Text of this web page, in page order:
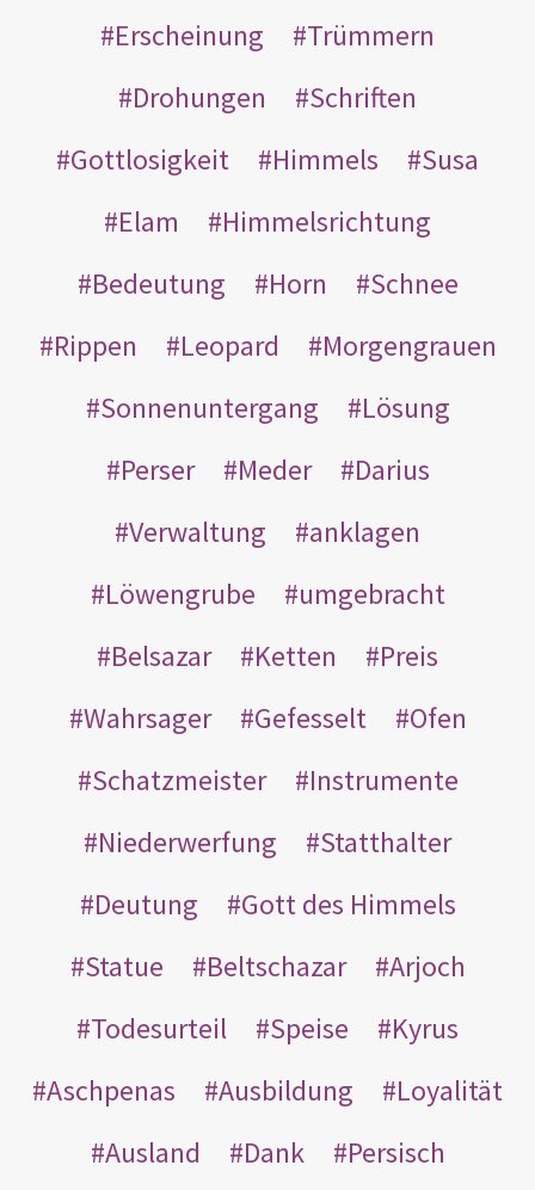
Erscheinung
Trümmern
Drohungen
Schriften
Gottlosigkeit
Himmels
Susa
Elam
Himmelsrichtung
Bedeutung
Horn
Schnee
Rippen
Leopard
Morgengrauen
Sonnenuntergang
Lösung
Perser
Meder
Darius
Verwaltung
anklagen
Löwengrube
umgebracht
Belsazar
Ketten
Preis
Wahrsager
Gefesselt
Ofen
Schatzmeister
Instrumente
Niederwerfung
Statthalter
Deutung
Gott des Himmels
Statue
Beltschazar
Arjoch
Todesurteil
Speise
Kyrus
Aschpenas
Ausbildung
Loyalität
Ausland
Dank Persisch